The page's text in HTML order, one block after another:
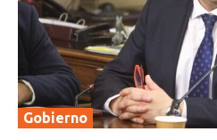
Gobierno